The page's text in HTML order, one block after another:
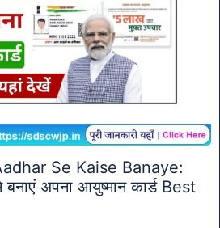
Se Kaise Banaye:
बनाएं अपना आयुष्मान कार्ड Best